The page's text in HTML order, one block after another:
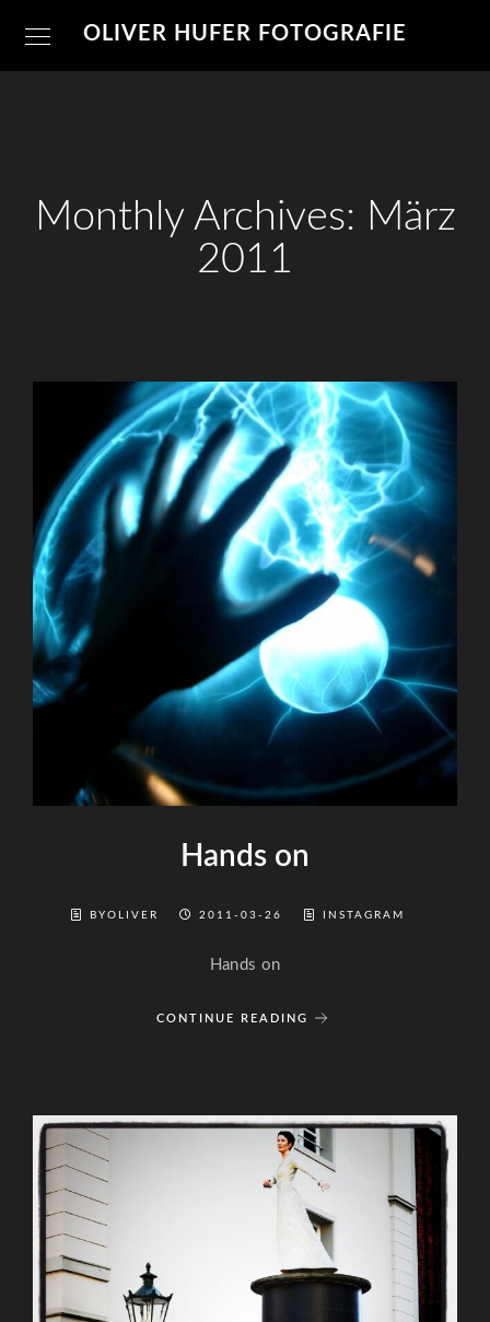
OLIVER HUFER FOTOGRAFIE
Monthly Archives: März
2011
Hands on
BYOLIVER 2011-03-26 INSTAGRAM
Hands on
CONTINUE READING